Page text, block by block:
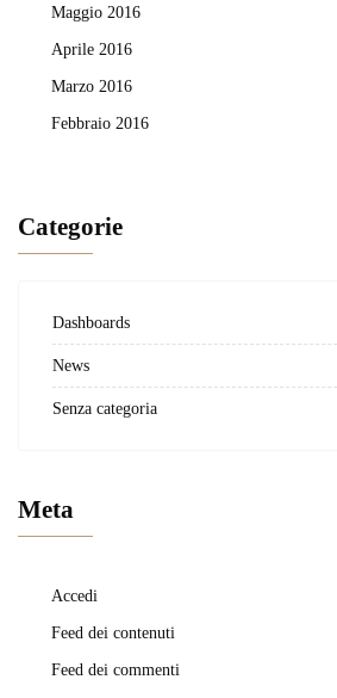
Maggio 2016
Aprile 2016
Marzo 2016
Febbraio 2016
Categorie
Dashboards
News
Senza categoria
Meta
Accedi
Feed dei contenuti
Feed dei commenti